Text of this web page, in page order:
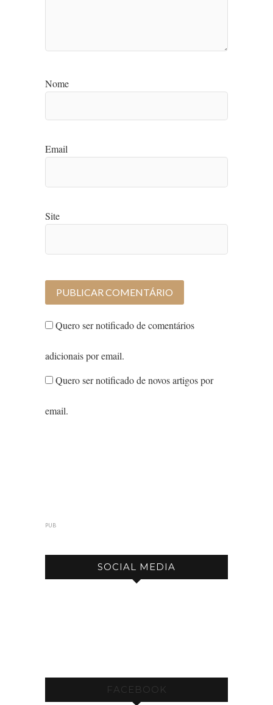
Nome
Email
Site
Quero ser notificado de comentários
adicionais por email.
Quero ser notificado de novos artigos por
email.
PUB
SOCIAL MEDIA
FACEBOOK